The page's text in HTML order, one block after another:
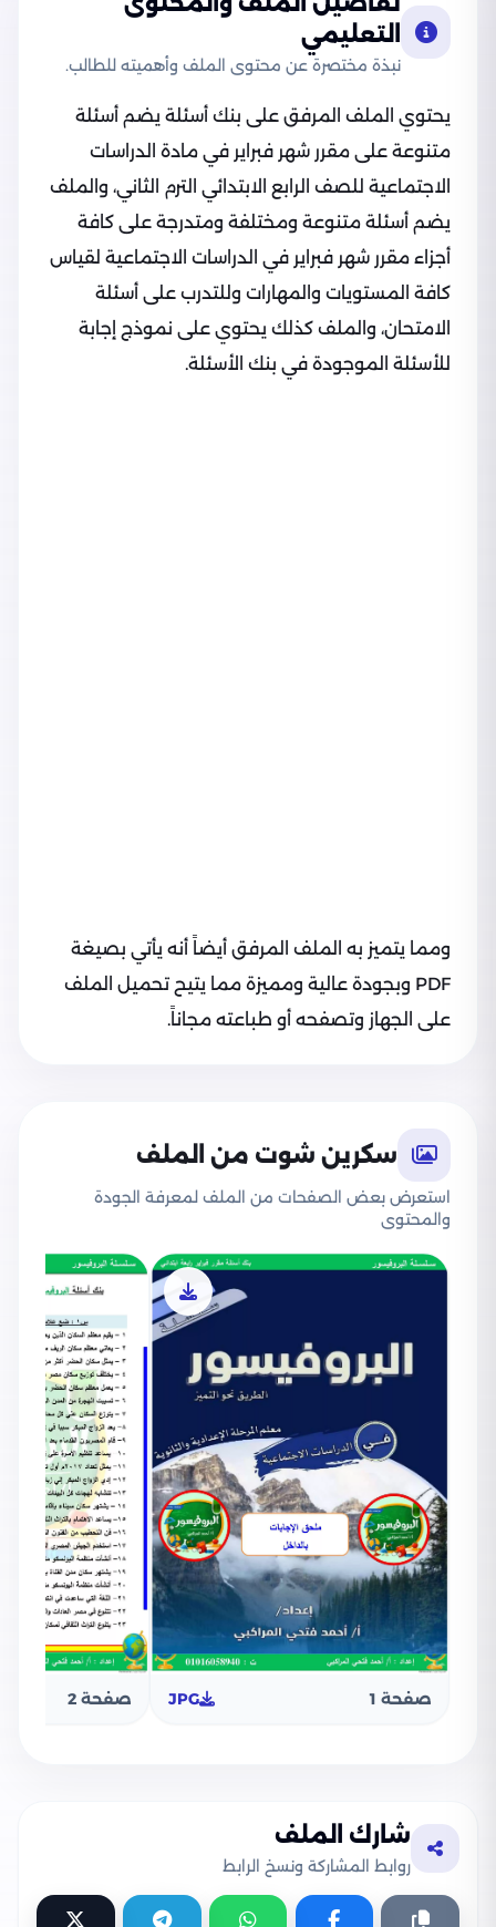
التعليمي
نبذة مختصرة عن محتوى الملف وأهميته للطالب.
يحتوي الملف المرفق على بنك أسئلة يضم أسئلة
متنوعة على مقرر شهر فبراير في مادة الدراسات
الاجتماعية للصف الرابع الابتدائي الترم الثاني، والملف
يضم أسئلة متنوعة ومختلفة ومتدرجة على كافة
أجزاء مقرر شهر فبراير في الدراسات الاجتماعية لقياس
كافة المستويات والمهارات وللتدرب على أسئلة
الامتحان، والملف كذلك يحتوي على نموذج إجابة
للأسئلة الموجودة في بنك الأسئلة.
ومما يتميز به الملف المرفق أيضاً أنه يأتي بصيغة
PDF وبجودة عالية ومميزة مما يتيح تحميل الملف
على الجهاز وتصفحه أو طباعته مجاناً.
سكرين شوت من الملف
استعرض بعض الصفحات من الملف لمعرفة الجودة
والمحتوى
صفحة 1 JPG صفحة 2
شارك الملف
روابط المشاركة ونسخ الرابط